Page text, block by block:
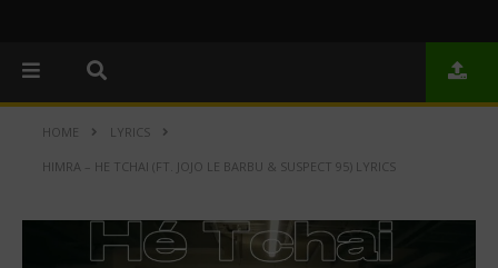
HOME LYRICS
HIMRA – HE TCHAI (FT. JOJO LE BARBU & SUSPECT 95) LYRICS